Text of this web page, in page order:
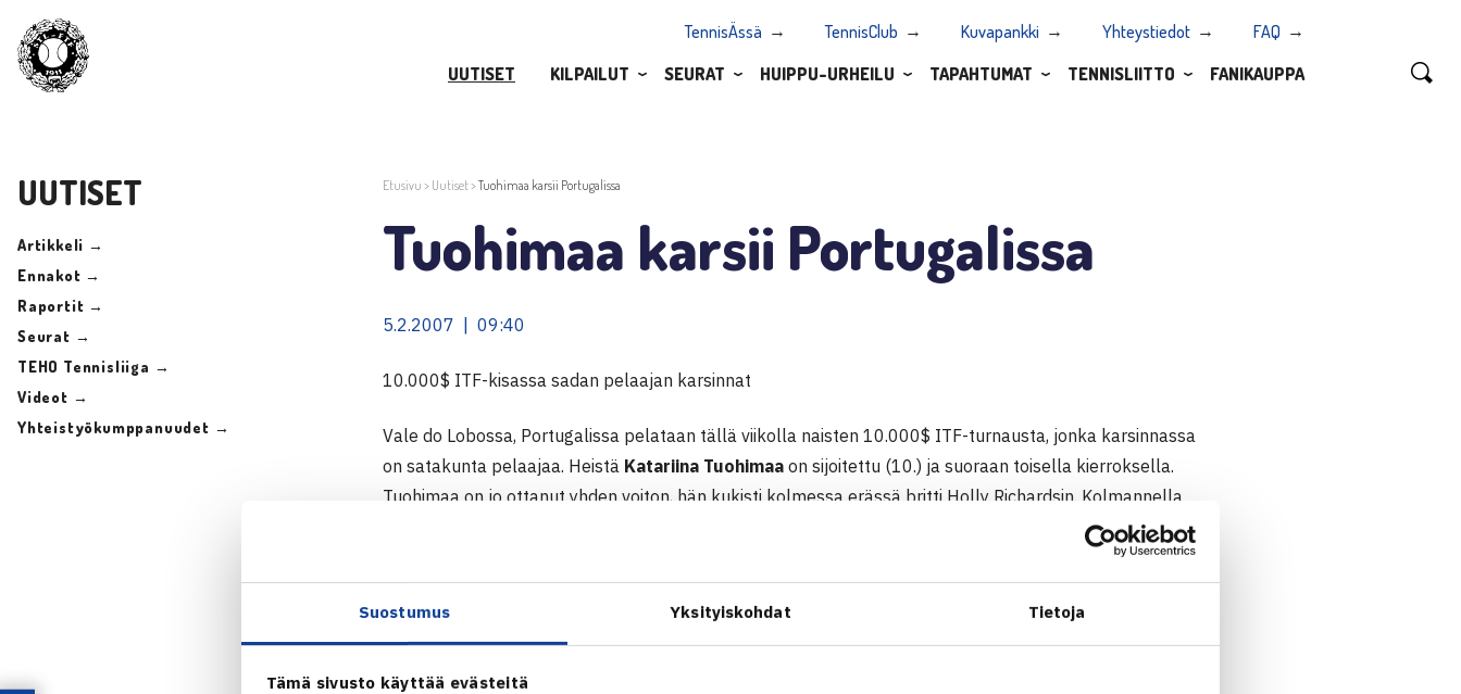
Suostumus Yksityiskohdat Tietoja
Tämä sivusto käyttää evästeitä
TennisÄssä TennisClub Kuvapankki Yhteystiedot
FAQ
UUTISET
KILPAILUT SEURAT HUIPPU-URHEILU TAPAHTUMAT TENNISLIITTO FANIKAUPPA
UUTISET
Artikkeli →
Ennakot →
Raportit →
Seurat →
TEHO Tennisliiga →
Videot →
Yhteistyökumppanuudet →
Etusivu > Uutiset>Tuohimaa karsii Portugalissa
Tuohimaa karsii Portugalissa
5.2.2007 | 09:40
10.000$ ITF-kisassa sadan pelaajan karsinnat
Vale do Lobossa, Portugalissa pelataan tällä viikolla naisten 10.000$ ITF-turnausta, jonka karsinnassa
on satakunta pelaajaa. Heistä Katariina Tuohimaa on sijoitettu (10.) ja suoraan toisella kierroksella.
Tuohimaa on jo ottanut yhden voiton, hän kukisti kolmessa erässä britti Holly Richardsin. Kolmannella
kierroksella hän kohtaa Espanjan Rocio de la Torre-Sanchezin. Pääsarjapaikka aukeaa neljällä voitolla.
Naisten 10.000$ ITF-turnaus
Vale do Lobo, Portugali 5.-11.2.
Kaksinpelin karsinta
2.kierrosta: Katariina Tuohimaa (10.) – Holly Richards Britannia 46 61 63